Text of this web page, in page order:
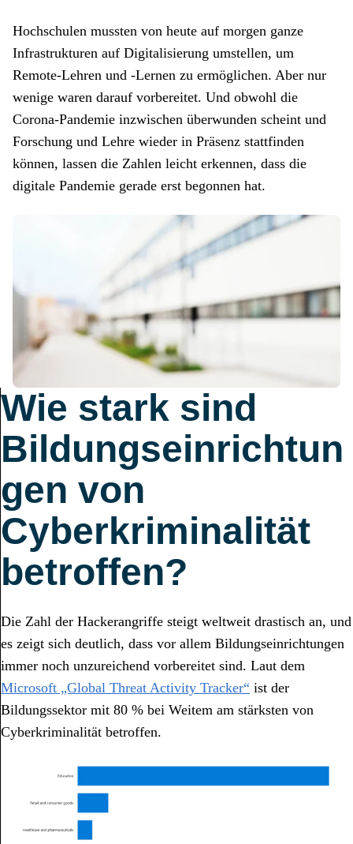
Hochschulen mussten von heute auf morgen ganze
Infrastrukturen auf Digitalisierung umstellen, um
Remote-Lehren und -Lernen zu ermöglichen. Aber nur
wenige waren darauf vorbereitet. Und obwohl die
Corona-Pandemie inzwischen überwunden scheint und
Forschung und Lehre wieder in Präsenz stattfinden
können, lassen die Zahlen leicht erkennen, dass die
digitale Pandemie gerade erst begonnen hat.
Wie stark sind
Bildungseinrichtun
gen von
Cyberkriminalität
betroffen?
Die Zahl der Hackerangriffe steigt weltweit drastisch an, und
es zeigt sich deutlich, dass vor allem Bildungseinrichtungen
immer noch unzureichend vorbereitet sind. Laut dem
Microsoft „Global Threat Activity Tracker“ ist der
Bildungssektor mit 80 % bei Weitem am stärksten von
Cyberkriminalität betroffen.